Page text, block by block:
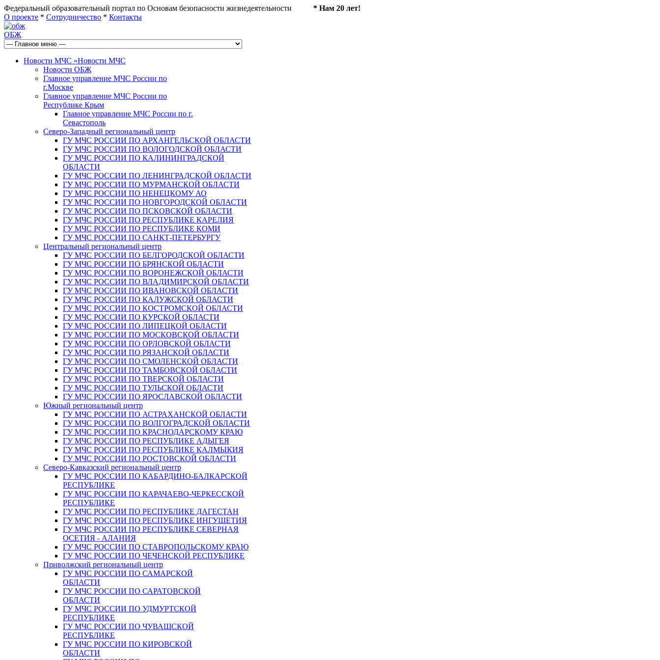
Федеральный образовательный портал по Основам безопасности жизнедеятельности * Нам 20 лет!
О проекте * Сотрудничество * Контакты
ОБЖ
Новости МЧС »Новости МЧС
Новости ОБЖ
Главное управление МЧС России по
г.Москве
Главное управление МЧС России по
Республике Крым
Главное управление МЧС России по г.
Севастополь
Северо-Западный региональный центр
ГУ МЧС РОССИИ ПО АРХАНГЕЛЬСКОЙ ОБЛАСТИ
ГУ МЧС РОССИИ ПО ВОЛОГОДСКОЙ ОБЛАСТИ
ГУ МЧС РОССИИ ПО КАЛИНИНГРАДСКОЙ
ОБЛАСТИ
ГУ МЧС РОССИИ ПО ЛЕНИНГРАДСКОЙ ОБЛАСТИ
ГУ МЧС РОССИИ ПО МУРМАНСКОЙ ОБЛАСТИ
ГУ МЧС РОССИИ ПО НЕНЕЦКОМУ АО
ГУ МЧС РОССИИ ПО НОВГОРОДСКОЙ ОБЛАСТИ
ГУ МЧС РОССИИ ПО ПСКОВСКОЙ ОБЛАСТИ
ГУ МЧС РОССИИ ПО РЕСПУБЛИКЕ КАРЕЛИЯ
ГУ МЧС РОССИИ ПО РЕСПУБЛИКЕ КОМИ
ГУ МЧС РОССИИ ПО САНКТ-ПЕТЕРБУРГУ
Центральный региональный центр
ГУ МЧС РОССИИ ПО БЕЛГОРОДСКОЙ ОБЛАСТИ
ГУ МЧС РОССИИ ПО БРЯНСКОЙ ОБЛАСТИ
ГУ МЧС РОССИИ ПО ВОРОНЕЖСКОЙ ОБЛАСТИ
ГУ МЧС РОССИИ ПО ВЛАДИМИРСКОЙ ОБЛАСТИ
ГУ МЧС РОССИИ ПО ИВАНОВСКОЙ ОБЛАСТИ
ГУ МЧС РОССИИ ПО КАЛУЖСКОЙ ОБЛАСТИ
ГУ МЧС РОССИИ ПО КОСТРОМСКОЙ ОБЛАСТИ
ГУ МЧС РОССИИ ПО КУРСКОЙ ОБЛАСТИ
ГУ МЧС РОССИИ ПО ЛИПЕЦКОЙ ОБЛАСТИ
ГУ МЧС РОССИИ ПО МОСКОВСКОЙ ОБЛАСТИ
ГУ МЧС РОССИИ ПО ОРЛОВСКОЙ ОБЛАСТИ
ГУ МЧС РОССИИ ПО РЯЗАНСКОЙ ОБЛАСТИ
ГУ МЧС РОССИИ ПО СМОЛЕНСКОЙ ОБЛАСТИ
ГУ МЧС РОССИИ ПО ТАМБОВСКОЙ ОБЛАСТИ
ГУ МЧС РОССИИ ПО ТВЕРСКОЙ ОБЛАСТИ
ГУ МЧС РОССИИ ПО ТУЛЬСКОЙ ОБЛАСТИ
ГУ МЧС РОССИИ ПО ЯРОСЛАВСКОЙ ОБЛАСТИ
Южный региональный центр
ГУ МЧС РОССИИ ПО АСТРАХАНСКОЙ ОБЛАСТИ
ГУ МЧС РОССИИ ПО ВОЛГОГРАДСКОЙ ОБЛАСТИ
ГУ МЧС РОССИИ ПО КРАСНОДАРСКОМУ КРАЮ
ГУ МЧС РОССИИ ПО РЕСПУБЛИКЕ АДЫГЕЯ
ГУ МЧС РОССИИ ПО РЕСПУБЛИКЕ КАЛМЫКИЯ
ГУ МЧС РОССИИ ПО РОСТОВСКОЙ ОБЛАСТИ
Северо-Кавказский региональный центр
ГУ МЧС РОССИИ ПО КАБАРДИНО-БАЛКАРСКОЙ
РЕСПУБЛИКЕ
ГУ МЧС РОССИИ ПО КАРАЧАЕВО-ЧЕРКЕССКОЙ
РЕСПУБЛИКЕ
ГУ МЧС РОССИИ ПО РЕСПУБЛИКЕ ДАГЕСТАН
ГУ МЧС РОССИИ ПО РЕСПУБЛИКЕ ИНГУШЕТИЯ
ГУ МЧС РОССИИ ПО РЕСПУБЛИКЕ СЕВЕРНАЯ
ОСЕТИЯ - АЛАНИЯ
ГУ МЧС РОССИИ ПО СТАВРОПОЛЬСКОМУ КРАЮ
ГУ МЧС РОССИИ ПО ЧЕЧЕНСКОЙ РЕСПУБЛИКЕ
Приволжский региональный центр
ГУ МЧС РОССИИ ПО САМАРСКОЙ
ОБЛАСТИ
ГУ МЧС РОССИИ ПО САРАТОВСКОЙ
ОБЛАСТИ
ГУ МЧС РОССИИ ПО УДМУРТСКОЙ
РЕСПУБЛИКЕ
ГУ МЧС РОССИИ ПО ЧУВАШСКОЙ
РЕСПУБЛИКЕ
ГУ МЧС РОССИИ ПО КИРОВСКОЙ
ОБЛАСТИ